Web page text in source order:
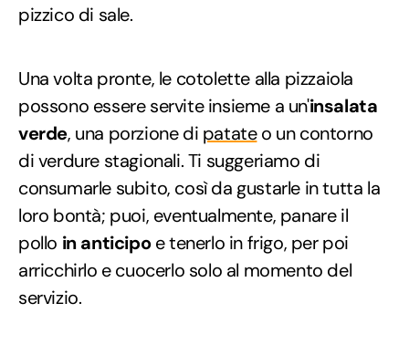
pizzico di sale.
Una volta pronte, le cotolette alla pizzaiola
possono essere servite insieme a un'insalata
verde, una porzione di patateo un contorno
di verdure stagionali. Ti suggeriamo di
consumarle subito, così da gustarle in tutta la
loro bontà; puoi, eventualmente, panare il
pollo in anticipoe tenerlo in frigo, per poi
arricchirlo e cuocerlo solo al momento del
servizio.